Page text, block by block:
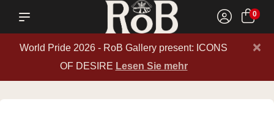
0
World Pride 2026 - RoB Gallery present: ICONS
OF DESIRE Lesen Sie mehr
×